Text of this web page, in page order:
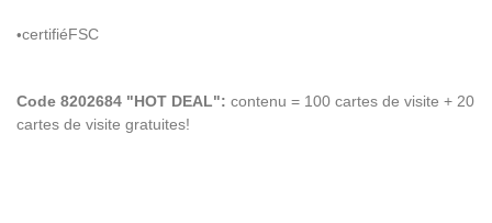
•certifiéFSC
Code 8202684 "HOT DEAL": contenu = 100 cartes de visite + 20
cartes de visite gratuites!